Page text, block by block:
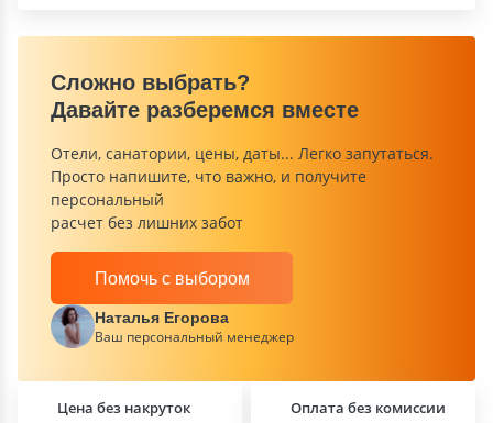
Сложно выбрать?
Давайте разберемся вместе
Отели, санатории, цены, даты... Легко запутаться.
Просто напишите, что важно, и получите
персональный
расчет без лишних забот
Помочь с выбором
Наталья Егорова
Ваш персональный менеджер
Цена без накруток Оплата без комиссии